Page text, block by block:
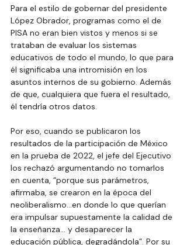
Para el estilo de gobernar del presidente
López Obrador, programas como el de
PISA no eran bien vistos y menos si se
trataban de evaluar los sistemas
educativos de todo el mundo, lo que para
él significaba una intromisión en los
asuntos internos de su gobierno. Además
de que, cualquiera que fuera el resultado,
él tendría otros datos.
Por eso, cuando se publicaron los
resultados de la participación de México
en la prueba de 2022, el jefe del Ejecutivo
los rechazó argumentando no tomarlos
en cuenta, “porque sus parámetros,
afirmaba, se crearon en la época del
neoliberalismo…en donde lo que querían
era impulsar supuestamente la calidad de
la enseñanza… y desaparecer la
educación pública, degradándola”. Por su